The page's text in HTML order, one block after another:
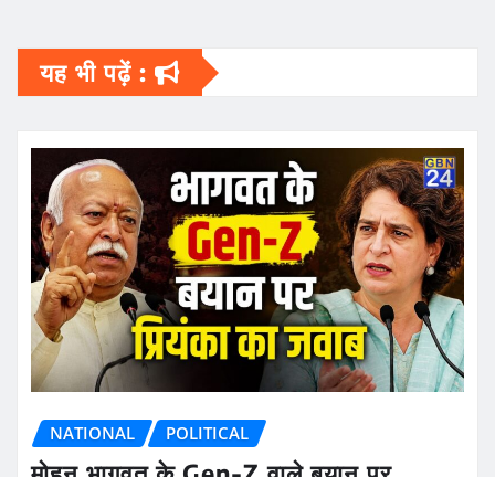
यह भी पढ़ें :
NATIONAL POLITICAL